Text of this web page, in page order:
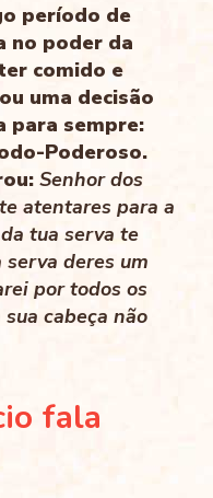
período de
no poder da
comido e
uma decisão
para sempre:
Poderoso.
Senhor dos
atentares para a
tua serva te
serva deres um
por todos os
cabeça não
fala